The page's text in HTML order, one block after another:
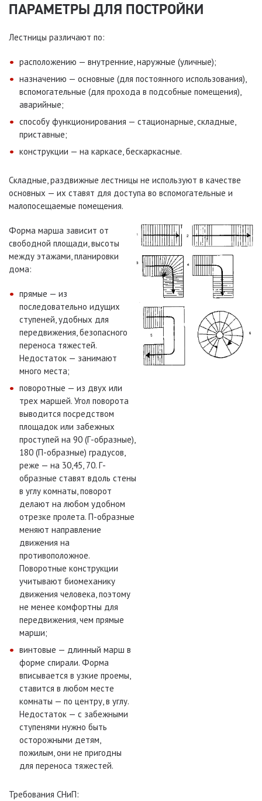
ПАРАМЕТРЫ ДЛЯ ПОСТРОЙКИ
Лестницы различают по:
расположению — внутренние, наружные (уличные);
назначению — основные (для постоянного использования),
вспомогательные (для прохода в подсобные помещения),
аварийные;
способу функционирования — стационарные, складные,
приставные;
конструкции — на каркасе, бескаркасные.
Складные, раздвижные лестницы не используют в качестве
основных — их ставят для доступа во вспомогательные и
малопосещаемые помещения.
Форма марша зависит от
свободной площади, высоты
между этажами, планировки
дома:
прямые — из
последовательно идущих
ступеней, удобных для
передвижения, безопасного
переноса тяжестей.
Недостаток — занимают
много места;
поворотные — из двух или
трех маршей. Угол поворота
выводится посредством
площадок или забежных
проступей на 90 (Г-образные),
180 (П-образные) градусов,
реже — на 30,45, 70. Г-
образные ставят вдоль стены
в углу комнаты, поворот
делают на любом удобном
отрезке пролета. П-образные
меняют направление
движения на
противоположное.
Поворотные конструкции
учитывают биомеханику
движения человека, поэтому
не менее комфортны для
передвижения, чем прямые
марши;
винтовые — длинный марш в
форме спирали. Форма
вписывается в узкие проемы,
ставится в любом месте
комнаты — по центру, в углу.
Недостаток — с забежными
ступенями нужно быть
осторожными детям,
пожилым, они не пригодны
для переноса тяжестей.
Требования СНиП: